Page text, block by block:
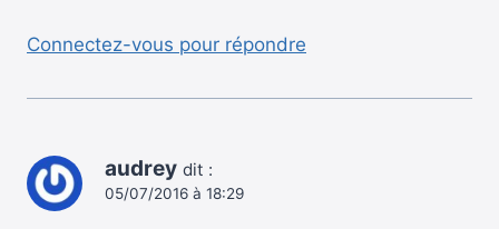
Connectez-vous pour répondre
audrey dit :
05/07/2016 à 18:29